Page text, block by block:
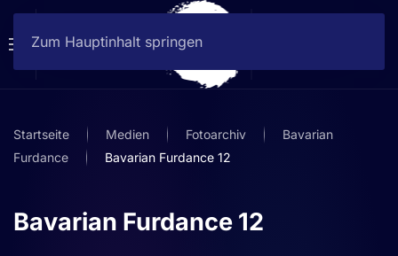
Zum Hauptinhalt springen
Startseite Medien Fotoarchiv
Bavarian
Furdance
Bavarian Furdance 12
Bavarian Furdance 12